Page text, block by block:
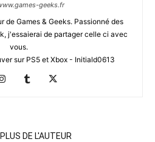
geeks.fr
de Games & Geeks. Passionné des
j'essaierai de partager celle ci avec
vous.
sur PS5 et Xbox - Initiald0613
PLUS DE L'AUTEUR